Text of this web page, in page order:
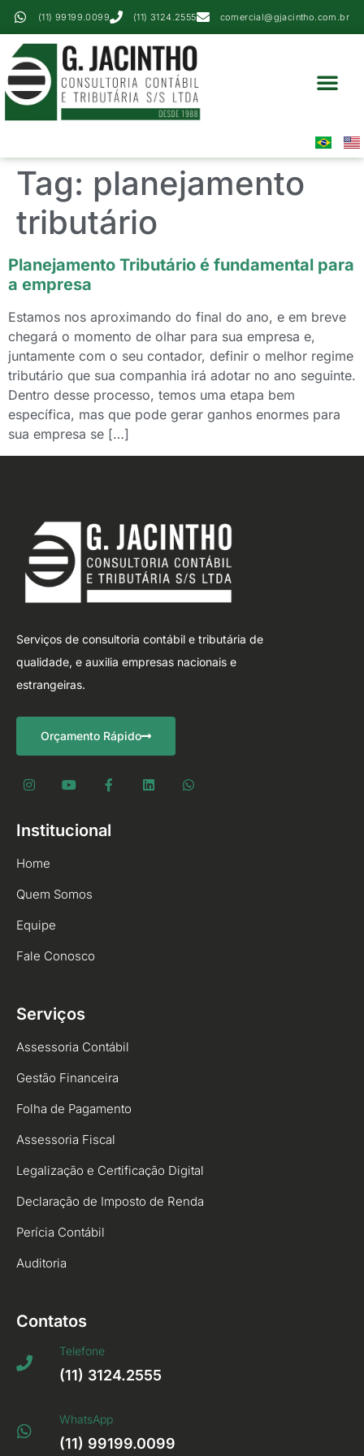
(11) 99199.0099 (11) 3124.2555 comercial@gjacintho.com.br
Tag: planejamento
tributário
Planejamento Tributário é fundamental para
a empresa
Estamos nos aproximando do final do ano, e em breve
chegará o momento de olhar para sua empresa e,
juntamente com o seu contador, definir o melhor regime
tributário que sua companhia irá adotar no ano seguinte.
Dentro desse processo, temos uma etapa bem
específica, mas que pode gerar ganhos enormes para
sua empresa se […]
Serviços de consultoria contábil e tributária de
qualidade, e auxilia empresas nacionais e
estrangeiras.
Orçamento Rápido
Institucional
Home
Quem Somos
Equipe
Fale Conosco
Serviços
Assessoria Contábil
Gestão Financeira
Folha de Pagamento
Assessoria Fiscal
Legalização e Certificação Digital
Declaração de Imposto de Renda
Perícia Contábil
Auditoria
Contatos
Telefone
(11) 3124.2555
WhatsApp
(11) 99199.0099